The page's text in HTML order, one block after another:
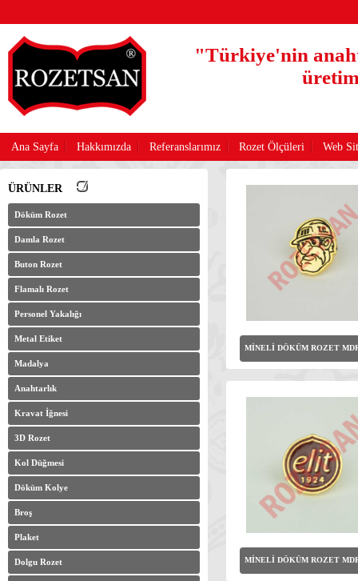
"Türkiye'nin
Ana Sayfa Hakkımızda Referanslarımız Rozet Ölçüleri Web
ÜRÜNLER
Döküm Rozet
Damla Rozet
Buton Rozet
Flamalı Rozet
Personel Yakalığı
Metal Etiket
Madalya
Anahtarlık
Kravat İğnesi
3D Rozet
Kol Düğmesi
Döküm Kolye
Broş
Plaket
Dolgu Rozet
MİNELİ DÖKÜM ROZET
MİNELİ DÖKÜM ROZET